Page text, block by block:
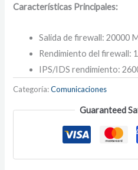
Características Principales:
Salida de firewall: 20000
Rendimiento del firewall:
IPS/IDS rendimiento:
Categoría:Comunicaciones
Guaranteed